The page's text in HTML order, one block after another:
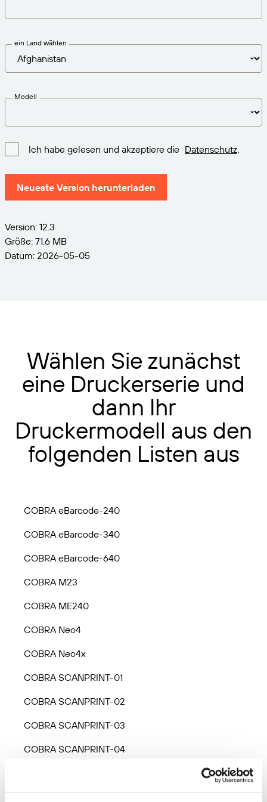
Preise
Unterstützte Standards
Weitere Informationen
Lösungsübersicht
Über uns
Karriere
Nachverfolgbarkeit
ein Land wählen
Modell
Ich habe gelesen und akzeptiere die Datenschutz.
Neueste Version herunterladen
Version: 12.3
Größe: 71.6 MB
Datum: 2026-05-05
Wählen Sie zunächst
eine Druckerserie und
dann Ihr
Druckermodell aus den
folgenden Listen aus
COBRA eBarcode-240
COBRA eBarcode-340
COBRA eBarcode-640
COBRA M23
COBRA ME240
COBRA Neo4
COBRA Neo4x
COBRA SCANPRINT-01
COBRA SCANPRINT-02
COBRA SCANPRINT-03
COBRA SCANPRINT-04